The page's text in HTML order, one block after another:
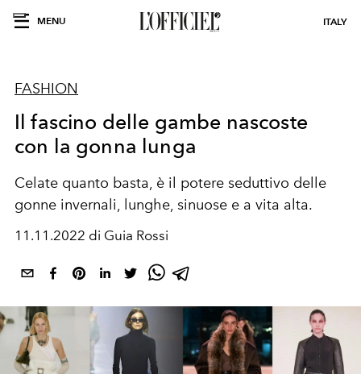
MENU ITALY
FASHION
Il fascino delle gambe nascoste
con la gonna lunga
Celate quanto basta, è il potere seduttivo delle
gonne invernali, lunghe, sinuose e a vita alta.
11.11.2022 di Guia Rossi